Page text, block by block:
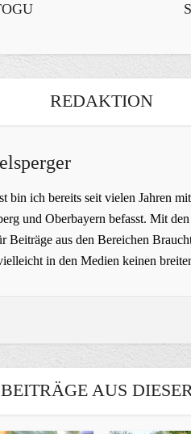
REDAKTION
bin ich bereits seit vielen Jahren
und Oberbayern befasst. Mit
Beiträge aus den Bereichen
in den Medien keinen
AUS